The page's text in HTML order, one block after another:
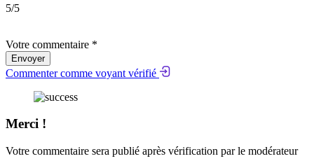
5/5
Votre commentaire *
Envoyer
Commenter comme voyant vérifié
Merci !
Votre commentaire sera publié après vérification par le modérateur